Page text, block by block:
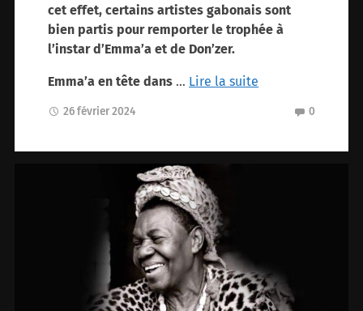
cet effet, certains artistes gabonais sont
bien partis pour remporter le trophée à
l’instar d’Emma’a et de Don’zer.
Emma’a en tête dans … Lire la suite
26 février 2024 0